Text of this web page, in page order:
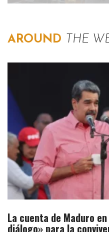
AROUND THE
La cuenta de Maduro
diálogo» para la